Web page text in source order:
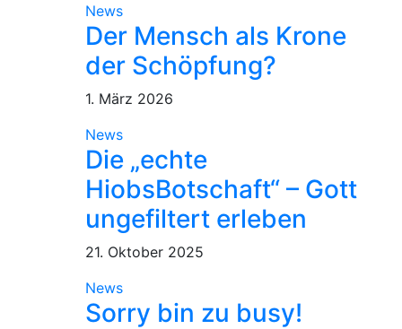
News
Der Mensch als Krone
der Schöpfung?
1. März 2026
News
Die „echte
HiobsBotschaft“ – Gott
ungefiltert erleben
21. Oktober 2025
News
Sorry bin zu busy!